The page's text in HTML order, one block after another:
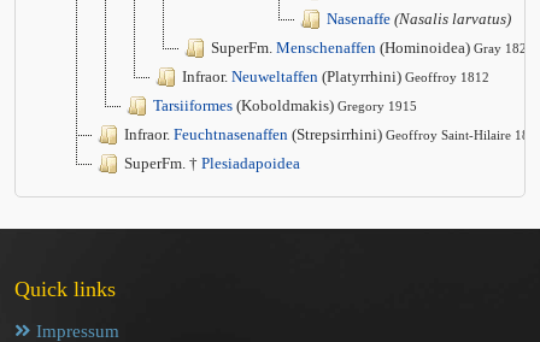
Nasenaffe (Nasalis larvatus)
SuperFm. Menschenaffen (Hominoidea) Gray 1825
Infraor. Neuweltaffen (Platyrrhini) Geoffroy 1812
Tarsiiformes (Koboldmakis) Gregory 1915
Infraor. Feuchtnasenaffen (Strepsirrhini) Geoffroy Saint-Hilaire
SuperFm. † Plesiadapoidea
Quick links
Impressum